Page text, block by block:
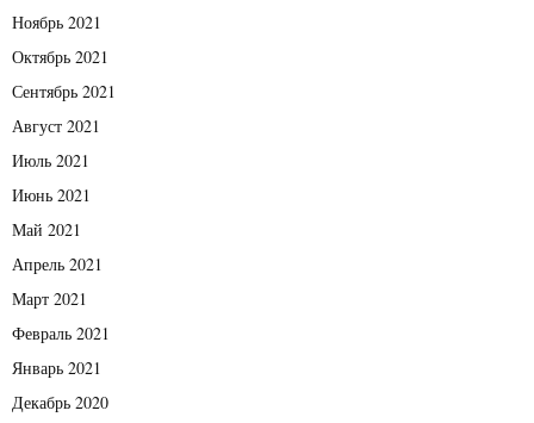
Ноябрь 2021
Октябрь 2021
Сентябрь 2021
Август 2021
Июль 2021
Июнь 2021
Май 2021
Апрель 2021
Март 2021
Февраль 2021
Январь 2021
Декабрь 2020